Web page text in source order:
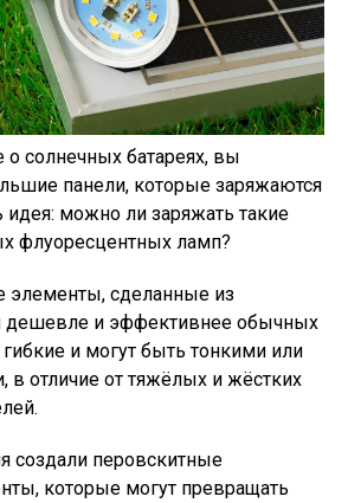
солнечных батареях, вы
панели, которые заряжаются
идея: можно ли заряжать такие
флуоресцентных ламп?
элементы, сделанные из
дешевле и эффективнее обычных
и могут быть тонкими или
в отличие от тяжёлых и жёстких
создали перовскитные
которые могут превращать